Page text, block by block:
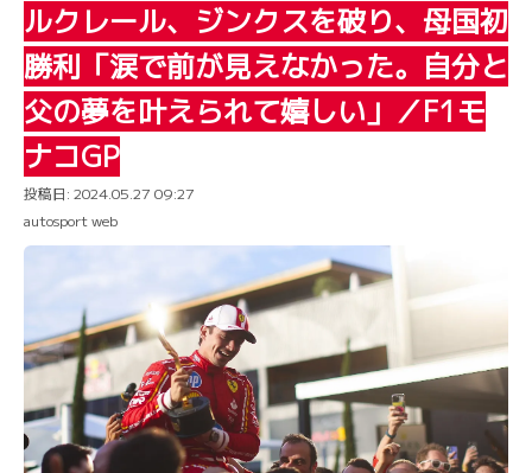
ルクレール、ジンクスを破り、母国初
勝利「涙で前が見えなかった。自分と
父の夢を叶えられて嬉しい」／F1モ
ナコGP
投稿日: 2024.05.27 09:27
autosport web